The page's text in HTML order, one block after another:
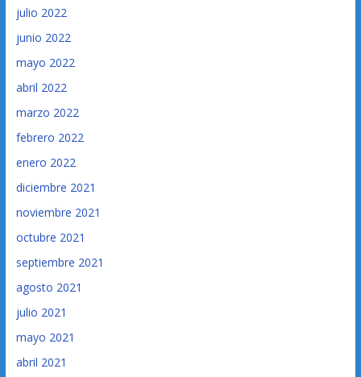
julio 2022
junio 2022
mayo 2022
abril 2022
marzo 2022
febrero 2022
enero 2022
diciembre 2021
noviembre 2021
octubre 2021
septiembre 2021
agosto 2021
julio 2021
mayo 2021
abril 2021